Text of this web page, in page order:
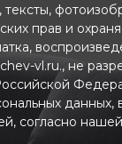
прав и
vl.ru., не
согласно